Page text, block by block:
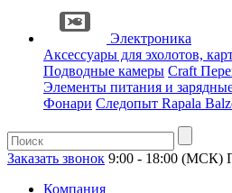
Электроника
Аксессуары для эхолотов,
Подводные камеры Craft
Элементы питания и
Фонари Следопыт Rapala
Заказать звонок 9:00 - 18:00 (МСК)
Компания